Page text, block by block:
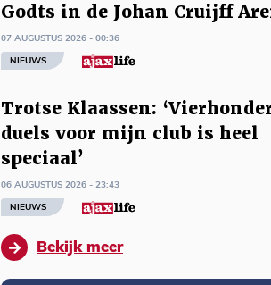
Godts in de Johan Cruijff
07 AUGUSTUS 2026 - 00:36
NIEUWS
Trotse Klaassen:
duels voor mijn club is heel
speciaal’
06 AUGUSTUS 2026 - 23:43
NIEUWS
Bekijk meer